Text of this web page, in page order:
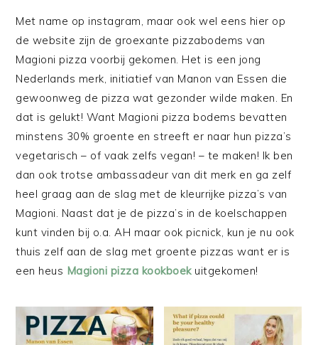
Met name op instagram, maar ook wel eens hier op
de website zijn de groexante pizzabodems van
Magioni pizza voorbij gekomen. Het is een jong
Nederlands merk, initiatief van Manon van Essen die
gewoonweg de pizza wat gezonder wilde maken. En
dat is gelukt! Want Magioni pizza bodems bevatten
minstens 30% groente en streeft er naar hun pizza’s
vegetarisch – of vaak zelfs vegan! – te maken! Ik ben
dan ook trotse ambassadeur van dit merk en ga zelf
heel graag aan de slag met de kleurrijke pizza’s van
Magioni. Naast dat je de pizza’s in de koelschappen
kunt vinden bij o.a. AH maar ook picnick, kun je nu ook
thuis zelf aan de slag met groente pizzas want er is
een heus Magioni pizza kookboekuitgekomen!